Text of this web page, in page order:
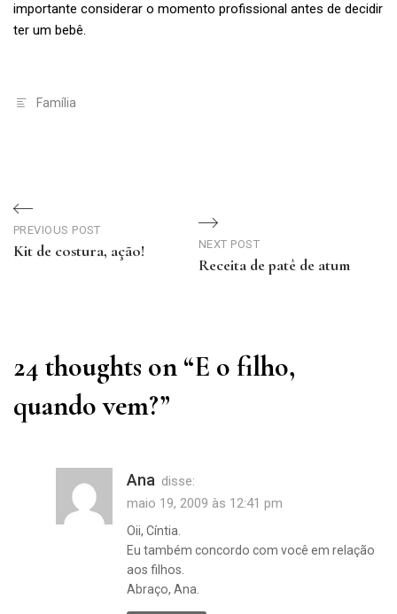
importante considerar o momento profissional antes de decidir
ter um bebê.
Família
Navegação
de
PREVIOUS POST
Kit de costura, ação! NEXT POST
Receita de patê de atum
24 thoughts on “E o filho,
quando vem?”
Ana disse:
maio 19, 2009 às 12:41 pm
Oii, Cíntia.
Eu também concordo com você em relação
aos filhos.
Abraço, Ana.